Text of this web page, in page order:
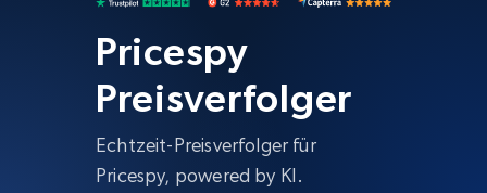
Pricespy
Preisverfolger
Echtzeit-Preisverfolger für
Pricespy, powered by KI.